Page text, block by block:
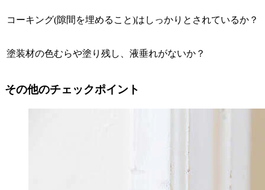
コーキング(隙間を埋めること)はしっかりとされているか？
塗装材の色むらや塗り残し、液垂れがないか？
その他のチェックポイント